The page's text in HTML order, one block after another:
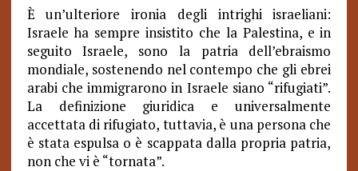
È un’ulteriore ironia degli intrighi israeliani:
Israele ha sempre insistito che la Palestina, e in
seguito Israele, sono la patria dell’ebraismo
mondiale, sostenendo nel contempo che gli ebrei
arabi che immigrarono in Israele siano “rifugiati”.
La definizione giuridica e universalmente
accettata di rifugiato, tuttavia, è una persona che
è stata espulsa o è scappata dalla propria patria,
non che vi è “tornata”.